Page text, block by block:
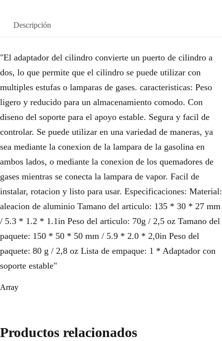
Descripción
"El adaptador del cilindro convierte un puerto de cilindro a
dos, lo que permite que el cilindro se puede utilizar con
multiples estufas o lamparas de gases. caracteristicas: Peso
ligero y reducido para un almacenamiento comodo. Con
diseno del soporte para el apoyo estable. Segura y facil de
controlar. Se puede utilizar en una variedad de maneras, ya
sea mediante la conexion de la lampara de la gasolina en
ambos lados, o mediante la conexion de los quemadores de
gases mientras se conecta la lampara de vapor. Facil de
instalar, rotacion y listo para usar. Especificaciones: Material:
aleacion de aluminio Tamano del articulo: 135 * 30 * 27 mm
/ 5.3 * 1.2 * 1.1in Peso del articulo: 70g / 2,5 oz Tamano del
paquete: 150 * 50 * 50 mm / 5.9 * 2.0 * 2,0in Peso del
paquete: 80 g / 2,8 oz Lista de empaque: 1 * Adaptador con
soporte estable"
Array
Productos relacionados